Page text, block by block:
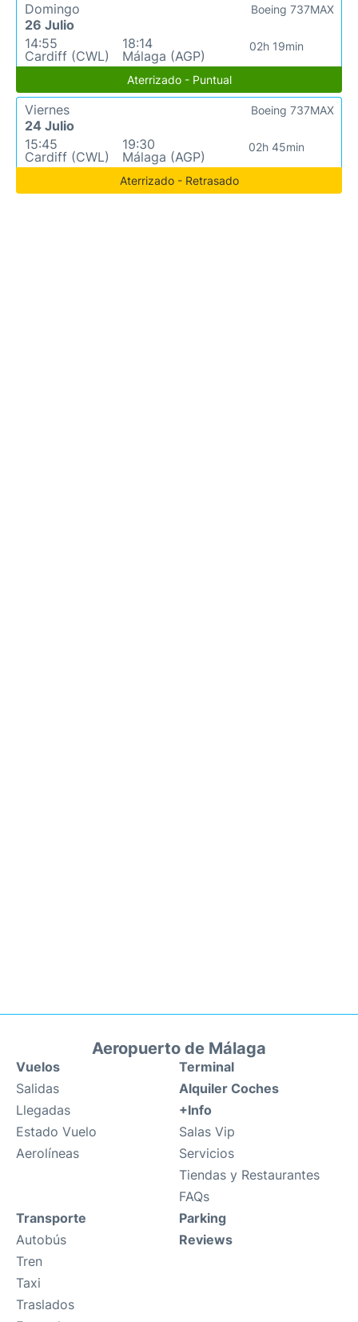
Domingo
26 Julio
14:55
Cardiff (CWL)
18:14
Málaga (AGP)
02h 19min
Boeing 737MAX
Aterrizado - Puntual
Viernes
24 Julio
15:45
Cardiff (CWL)
19:30
Málaga (AGP)
02h 45min
Boeing 737MAX
Aterrizado - Retrasado
Aeropuerto de Málaga
Vuelos
Salidas
Llegadas
Estado Vuelo
Aerolíneas
Terminal
Alquiler Coches
+Info
Salas Vip
Servicios
Tiendas y Restaurantes
FAQs
Transporte
Autobús
Tren
Taxi
Traslados
Parking
Reviews